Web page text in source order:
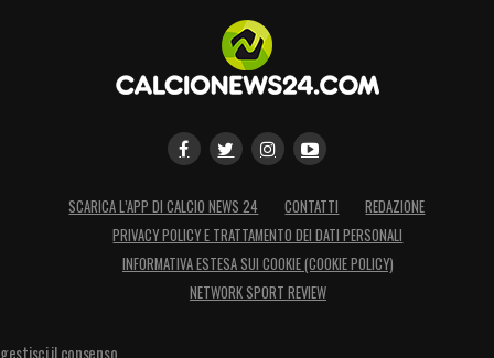
SCARICA L’APP DI CALCIO NEWS 24 CONTATTI
REDAZIONE
PRIVACY POLICY E TRATTAMENTO DEI DATI PERSONALI
INFORMATIVA ESTESA SUI COOKIE (COOKIE POLICY)
NETWORK SPORT REVIEW
gestisci il consenso